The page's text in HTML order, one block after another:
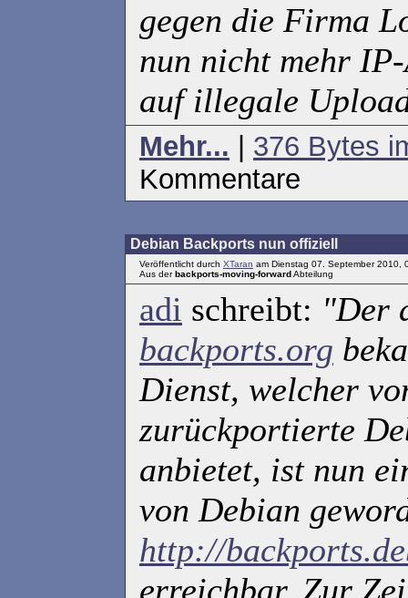
gegen die Firma
nun nicht mehr
auf illegale
Mehr...
376 Bytes
Kommentare
Debian Backports nun offiziell
Veröffentlicht durch XTaran am Dienstag 07. September 2010,
Aus derbackports-moving-forwardAbteilung
adi schreibt: "Der
backports.org
Dienst, welcher
zurückportierte
anbietet, ist nun
von Debian
http://
erreichbar. Zur